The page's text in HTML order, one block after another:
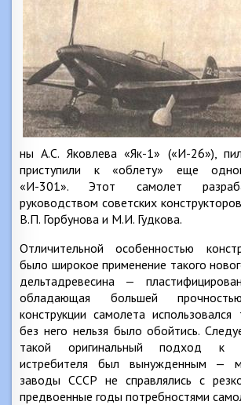
ны А.С. Яковлева «Як-1» («И-26»),
приступили к «облету» еще
«И-301». Этот самолет
руководством советских
В.П. Горбунова и М.И. Гудкова.
Отличительной особенностью
было широкое применение такого
дельтадревесина —
обладающая большей
конструкции самолета
без него нельзя было обойтись.
такой оригинальный подход к
истребителя был вынужденным —
заводы СССР не справлялись с
предвоенные годы потребностями